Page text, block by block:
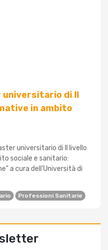
universitario di II
in ambito
universitario di II livello
sociale e sanitario:
a cura dell'Università di
Professioni Sanitarie